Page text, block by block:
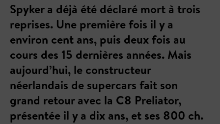
Spyker a déjà été déclaré mort à trois
reprises. Une première fois il y a
environ cent ans, puis deux fois au
cours des 15 dernières années. Mais
aujourd’hui, le constructeur
néerlandais de supercars fait son
grand retour avec la C8 Preliator,
présentée il y a dix ans, et ses 800 ch.